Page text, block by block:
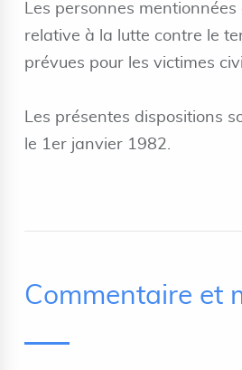
Les personnes
relative à la lutte contre le
prévues pour les victimes
Les présentes dispositions
le 1er janvier 1982.
Commentaire et